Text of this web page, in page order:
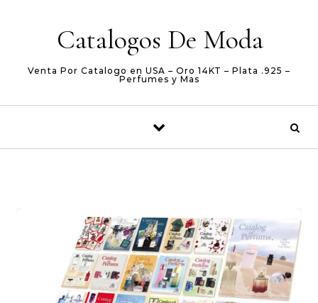
Catalogos De Moda
Venta Por Catalogo en USA – Oro 14KT – Plata .925 –
Perfumes y Mas